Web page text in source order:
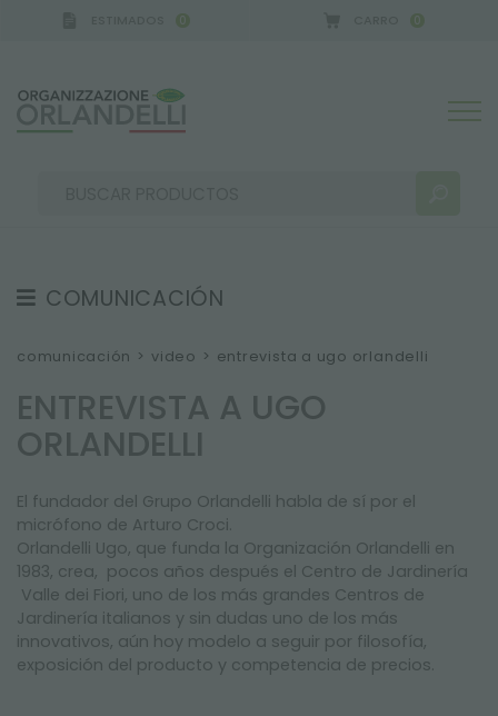
0 0
COMUNICACIÓN
TESTIMONIOS
VIDEO
NEWSLETTER
comunicación > video > entrevista a ugo orlandelli
ENTREVISTA A UGO
ORLANDELLI
El fundador del Grupo Orlandelli habla de sí por el
micrófono de Arturo Croci.
Orlandelli Ugo, que funda la Organización Orlandelli en
1983, crea, pocos años después el Centro de Jardinería
Valle dei Fiori, uno de los más grandes Centros de
Jardinería italianos y sin dudas uno de los más
innovativos, aún hoy modelo a seguir por filosofía,
exposición del producto y competencia de precios.